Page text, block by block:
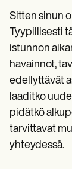
Sitten sinun
Tyypillisesti
istunnon
havainnot,
edellyttävät
laaditko
pidätkö
tarvittavat
yhteydessä.